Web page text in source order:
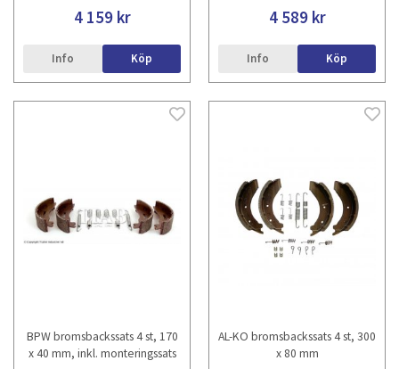
4 159 kr
Info Köp
4 589 kr
Info Köp
BPW bromsbackssats 4 st, 170
x 40 mm, inkl. monteringssats
AL-KO bromsbackssats 4 st, 300
x 80 mm